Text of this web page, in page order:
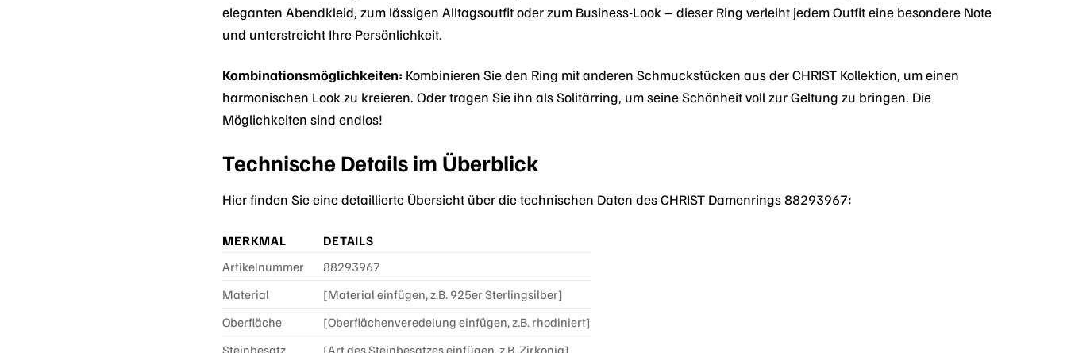
eleganten Abendkleid, zum lässigen Alltagsoutfit oder zum Business-Look – dieser Ring verleiht jedem Outfit eine besondere Note
und unterstreicht Ihre Persönlichkeit.
Kombinationsmöglichkeiten: Kombinieren Sie den Ring mit anderen Schmuckstücken aus der CHRIST Kollektion, um einen
harmonischen Look zu kreieren. Oder tragen Sie ihn als Solitärring, um seine Schönheit voll zur Geltung zu bringen. Die
Möglichkeiten sind endlos!
Technische Details im Überblick
Hier finden Sie eine detaillierte Übersicht über die technischen Daten des CHRIST Damenrings 88293967:
MERKMAL
DETAILS
Artikelnummer
88293967
Material
[Material einfügen, z.B. 925er Sterlingsilber]
Oberfläche
[Oberflächenveredelung einfügen, z.B. rhodiniert]